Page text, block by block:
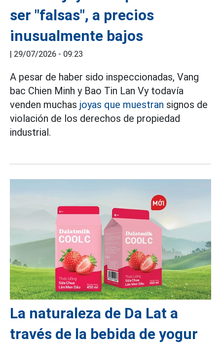
ser "falsas", a precios
inusualmente bajos
| 29/07/2026 - 09:23
A pesar de haber sido inspeccionadas, Vang
bac Chien Minh y Bao Tin Lan Vy todavía
venden muchas joyas que muestran signos de
violación de los derechos de propiedad
industrial.
La naturaleza de Da Lat a
través de la bebida de yogur